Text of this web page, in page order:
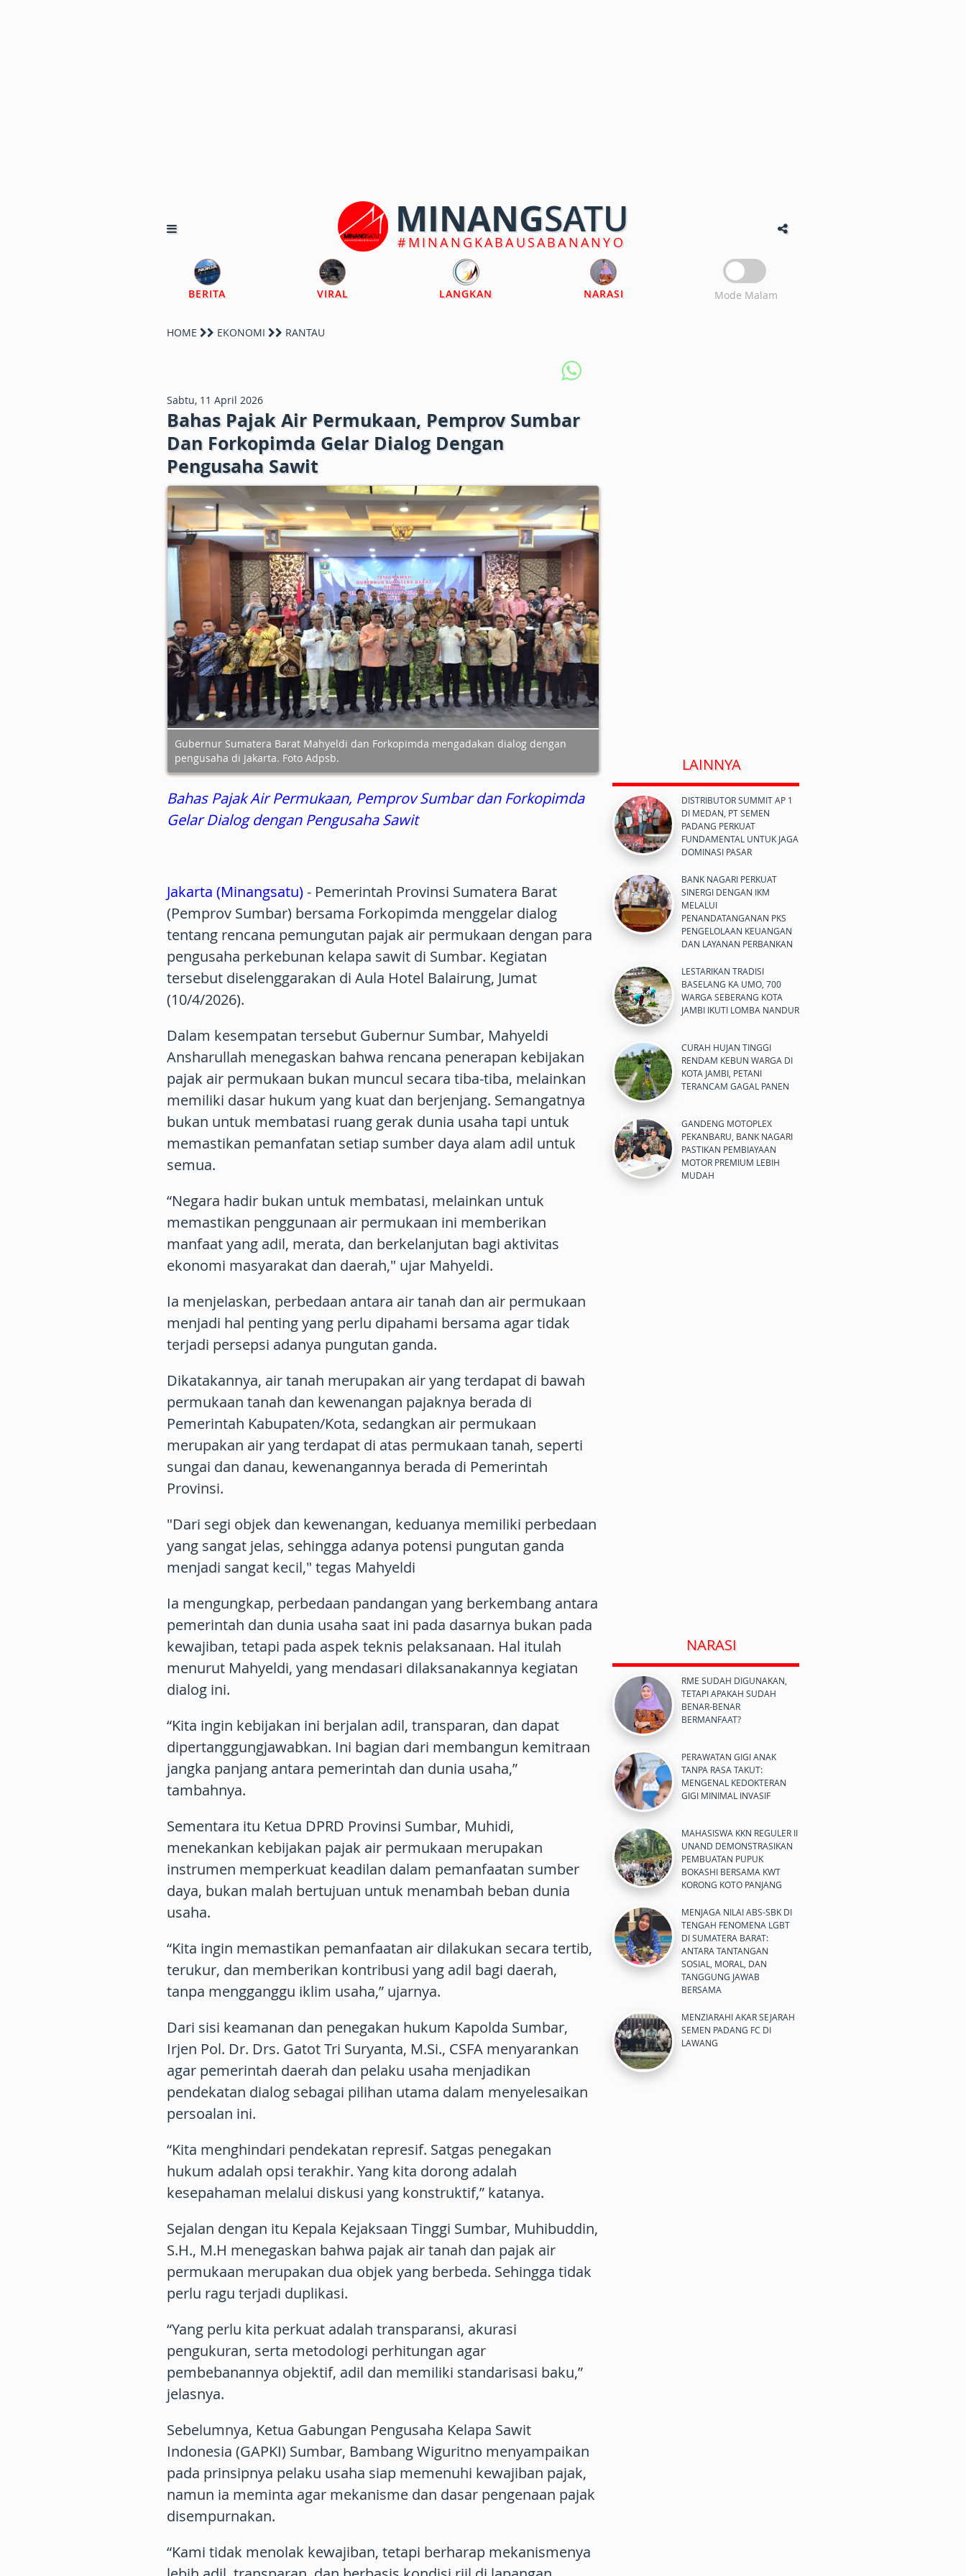
MINANGSATU
#MINANGKABAUSABANANYO
BERITA VIRAL LANGKAN NARASI Mode Malam
HOME EKONOMI RANTAU
Sabtu, 11 April 2026
Bahas Pajak Air Permukaan, Pemprov Sumbar
Dan Forkopimda Gelar Dialog Dengan
Pengusaha Sawit
Gubernur Sumatera Barat Mahyeldi dan Forkopimda mengadakan dialog dengan
pengusaha di Jakarta. Foto Adpsb.
Bahas Pajak Air Permukaan, Pemprov Sumbar dan Forkopimda
Gelar Dialog dengan Pengusaha Sawit
Jakarta (Minangsatu)- Pemerintah Provinsi Sumatera Barat
(Pemprov Sumbar) bersama Forkopimda menggelar dialog
tentang rencana pemungutan pajak air permukaan dengan para
pengusaha perkebunan kelapa sawit di Sumbar. Kegiatan
tersebut diselenggarakan di Aula Hotel Balairung, Jumat
(10/4/2026).
Dalam kesempatan tersebut Gubernur Sumbar, Mahyeldi
Ansharullah menegaskan bahwa rencana penerapan kebijakan
pajak air permukaan bukan muncul secara tiba-tiba, melainkan
memiliki dasar hukum yang kuat dan berjenjang. Semangatnya
bukan untuk membatasi ruang gerak dunia usaha tapi untuk
memastikan pemanfatan setiap sumber daya alam adil untuk
semua.
“Negara hadir bukan untuk membatasi, melainkan untuk
memastikan penggunaan air permukaan ini memberikan
manfaat yang adil, merata, dan berkelanjutan bagi aktivitas
ekonomi masyarakat dan daerah," ujar Mahyeldi.
Ia menjelaskan, perbedaan antara air tanah dan air permukaan
menjadi hal penting yang perlu dipahami bersama agar tidak
terjadi persepsi adanya pungutan ganda.
Dikatakannya, air tanah merupakan air yang terdapat di bawah
permukaan tanah dan kewenangan pajaknya berada di
Pemerintah Kabupaten/Kota, sedangkan air permukaan
merupakan air yang terdapat di atas permukaan tanah, seperti
sungai dan danau, kewenangannya berada di Pemerintah
Provinsi.
"Dari segi objek dan kewenangan, keduanya memiliki perbedaan
yang sangat jelas, sehingga adanya potensi pungutan ganda
menjadi sangat kecil," tegas Mahyeldi
Ia mengungkap, perbedaan pandangan yang berkembang antara
pemerintah dan dunia usaha saat ini pada dasarnya bukan pada
kewajiban, tetapi pada aspek teknis pelaksanaan. Hal itulah
menurut Mahyeldi, yang mendasari dilaksanakannya kegiatan
dialog ini.
“Kita ingin kebijakan ini berjalan adil, transparan, dan dapat
dipertanggungjawabkan. Ini bagian dari membangun kemitraan
jangka panjang antara pemerintah dan dunia usaha,”
tambahnya.
Sementara itu Ketua DPRD Provinsi Sumbar, Muhidi,
menekankan kebijakan pajak air permukaan merupakan
instrumen memperkuat keadilan dalam pemanfaatan sumber
daya, bukan malah bertujuan untuk menambah beban dunia
usaha.
“Kita ingin memastikan pemanfaatan air dilakukan secara tertib,
terukur, dan memberikan kontribusi yang adil bagi daerah,
tanpa mengganggu iklim usaha,” ujarnya.
Dari sisi keamanan dan penegakan hukum Kapolda Sumbar,
Irjen Pol. Dr. Drs. Gatot Tri Suryanta, M.Si., CSFA menyarankan
agar pemerintah daerah dan pelaku usaha menjadikan
pendekatan dialog sebagai pilihan utama dalam menyelesaikan
persoalan ini.
“Kita menghindari pendekatan represif. Satgas penegakan
hukum adalah opsi terakhir. Yang kita dorong adalah
kesepahaman melalui diskusi yang konstruktif,” katanya.
Sejalan dengan itu Kepala Kejaksaan Tinggi Sumbar, Muhibuddin,
S.H., M.H menegaskan bahwa pajak air tanah dan pajak air
permukaan merupakan dua objek yang berbeda. Sehingga tidak
perlu ragu terjadi duplikasi.
“Yang perlu kita perkuat adalah transparansi, akurasi
pengukuran, serta metodologi perhitungan agar
pembebanannya objektif, adil dan memiliki standarisasi baku,”
jelasnya.
Sebelumnya, Ketua Gabungan Pengusaha Kelapa Sawit
Indonesia (GAPKI) Sumbar, Bambang Wiguritno menyampaikan
pada prinsipnya pelaku usaha siap memenuhi kewajiban pajak,
namun ia meminta agar mekanisme dan dasar pengenaan pajak
disempurnakan.
“Kami tidak menolak kewajiban, tetapi berharap mekanismenya
LAINNYA
DISTRIBUTOR SUMMIT AP 1
DI MEDAN, PT SEMEN
PADANG PERKUAT
FUNDAMENTAL UNTUK JAGA
DOMINASI PASAR
BANK NAGARI PERKUAT
SINERGI DENGAN IKM
MELALUI
PENANDATANGANAN PKS
PENGELOLAAN KEUANGAN
DAN LAYANAN PERBANKAN
LESTARIKAN TRADISI
BASELANG KA UMO, 700
WARGA SEBERANG KOTA
JAMBI IKUTI LOMBA NANDUR
CURAH HUJAN TINGGI
RENDAM KEBUN WARGA DI
KOTA JAMBI, PETANI
TERANCAM GAGAL PANEN
GANDENG MOTOPLEX
PEKANBARU, BANK NAGARI
PASTIKAN PEMBIAYAAN
MOTOR PREMIUM LEBIH
MUDAH
NARASI
RME SUDAH DIGUNAKAN,
TETAPI APAKAH SUDAH
BENAR-BENAR
BERMANFAAT?
PERAWATAN GIGI ANAK
TANPA RASA TAKUT:
MENGENAL KEDOKTERAN
GIGI MINIMAL INVASIF
MAHASISWA KKN REGULER II
UNAND DEMONSTRASIKAN
PEMBUATAN PUPUK
BOKASHI BERSAMA KWT
KORONG KOTO PANJANG
MENJAGA NILAI ABS-SBK DI
TENGAH FENOMENA LGBT
DI SUMATERA BARAT:
ANTARA TANTANGAN
SOSIAL, MORAL, DAN
TANGGUNG JAWAB
BERSAMA
MENZIARAHI AKAR SEJARAH
SEMEN PADANG FC DI
LAWANG